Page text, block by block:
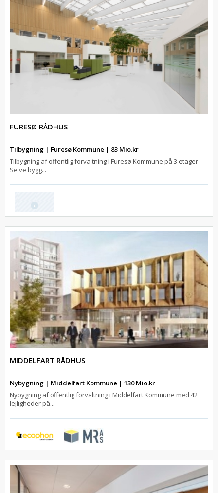
FURESØ RÅDHUS
Tilbygning | Furesø Kommune | 83 Mio.kr
Tilbygning af offentlig forvaltning i Furesø Kommune på 3 etager .
Selve bygg...
MIDDELFART RÅDHUS
Nybygning | Middelfart Kommune | 130 Mio.kr
Nybygning af offentlig forvaltning i Middelfart Kommune med 42
lejligheder på...